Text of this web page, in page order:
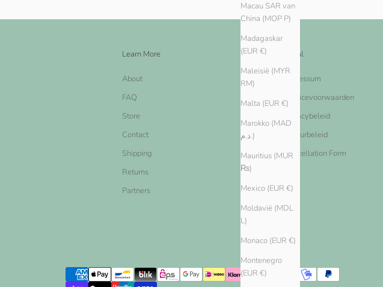
Macau SAR van
China (MOP P)
Madagaskar
(EUR €)
Maleisië (MYR
RM)
Malta (EUR €)
Marokko (MAD
د.م.)
Mauritius (MUR
₨)
Mexico (EUR €)
Moldavië (MDL
L)
Monaco (EUR €)
Montenegro
(EUR €)
Learn More
About
FAQ
Store
Contact
Shipping
Returns
Partners
Legal
Impressum
Servicevoorwaarden
Privacybeleid
Retourbeleid
Cancellation Form